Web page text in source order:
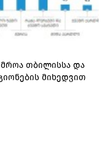
თბილისსა და
მიხედვით